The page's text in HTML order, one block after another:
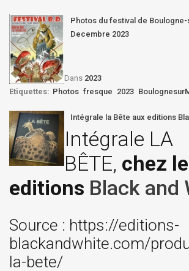
Photos du festival de
Decembre 2023
Dans 2023
Etiquettes: Photos fresque 2023
Intégrale la Bête aux editions
Intégrale LA
BÊTE, chez
editions Black and
Source : https://editions-
blackandwhite.com/
la-bete/